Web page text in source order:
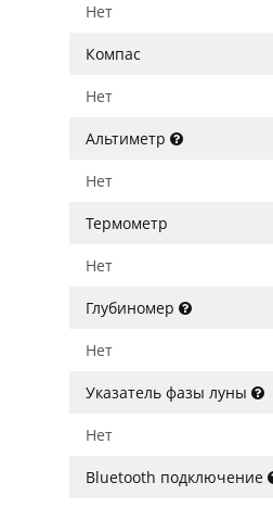
Нет
Компас
Нет
Альтиметр
Нет
Термометр
Нет
Глубиномер
Нет
Указатель фазы луны
Нет
Bluetooth подключение